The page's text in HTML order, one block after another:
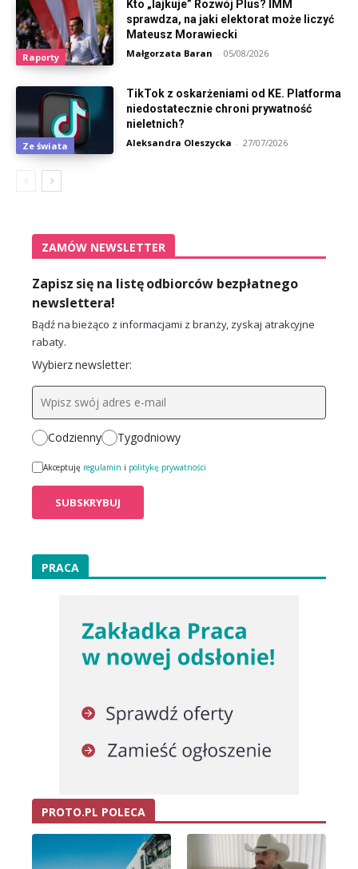
Raporty
Kto „lajkuje” Rozwój Plus? IMM
sprawdza, na jaki elektorat może liczyć
Mateusz Morawiecki
Małgorzata Baran - 05/08/2026
Ze świata
TikTok z oskarżeniami od KE. Platforma
niedostatecznie chroni prywatność
nieletnich?
Aleksandra Oleszycka - 27/07/2026
ZAMÓW NEWSLETTER
Zapisz się na listę odbiorców bezpłatnego
newslettera!
Bądź na bieżąco z informacjami z branży, zyskaj atrakcyjne
rabaty.
Wybierz newsletter:
Codzienny Tygodniowy
Akceptuję regulamin i politykę prywatności
PRACA
PROTO.PL POLECA